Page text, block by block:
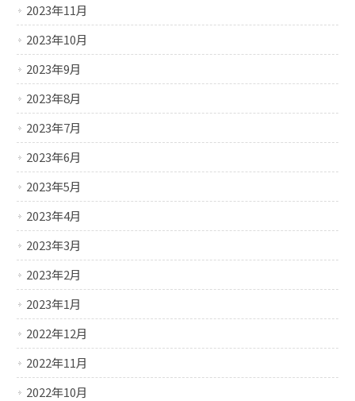
2023年11月
2023年10月
2023年9月
2023年8月
2023年7月
2023年6月
2023年5月
2023年4月
2023年3月
2023年2月
2023年1月
2022年12月
2022年11月
2022年10月